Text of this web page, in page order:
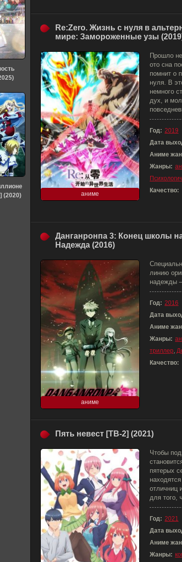
Re:Zero. Жизнь с нуля в
мире: Замороженные узы
аниме
Прошло
ото сна
помнит о
нуля. В
немного
дух, и
Год: 2019
Дата
Аниме
Жанры:
Качество:
Данганронпа 3: Конец школы
Надежда (2016)
аниме
линию
надежды
Год: 2016
Дата
Аниме
Жанры:
триллер,
Качество:
Пять невест [ТВ-2] (2021)
Чтобы
пятерых
отличниц
для того,
Год: 2021
Дата
Аниме
Жанры:
(2020)